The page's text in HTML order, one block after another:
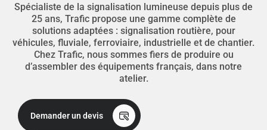
Spécialiste de la signalisation lumineuse depuis plus de
25 ans, Trafic propose une gamme complète de
solutions adaptées : signalisation routière, pour
véhicules, fluviale, ferroviaire, industrielle et de chantier.
Chez Trafic, nous sommes fiers de produire ou
d’assembler des équipements français, dans notre
atelier.
Demander un devis